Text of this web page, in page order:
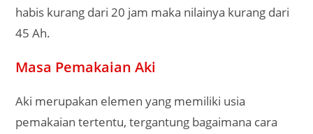
habis kurang dari 20 jam maka nilainya kurang dari
45 Ah.
Masa Pemakaian Aki
Aki merupakan elemen yang memiliki usia
pemakaian tertentu, tergantung bagaimana cara